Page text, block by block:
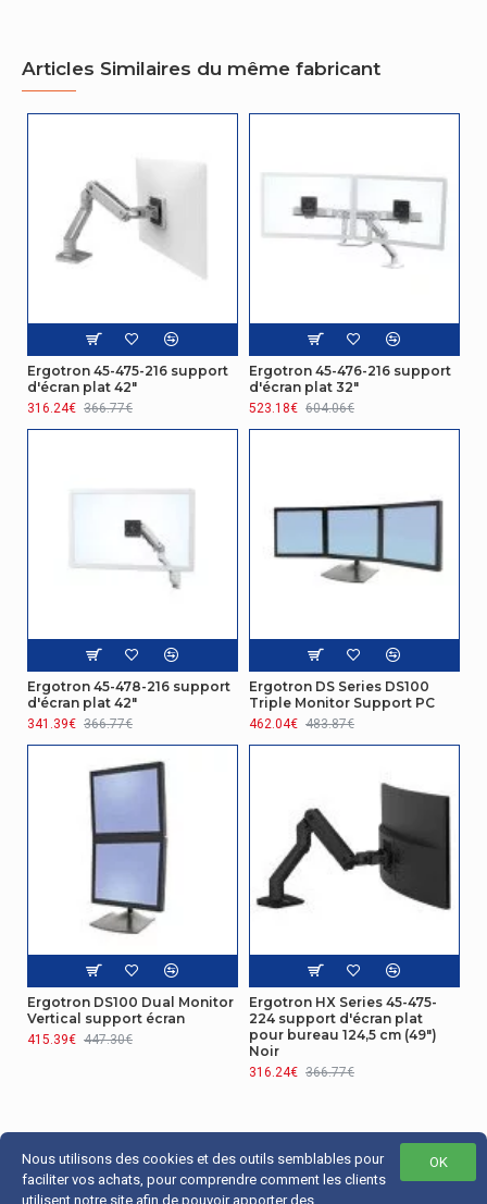
Articles Similaires du même fabricant
Ergotron 45-475-216 support
d'écran plat 42"
316.24€ 366.77€
Ergotron 45-476-216 support
d'écran plat 32"
523.18€ 604.06€
Ergotron 45-478-216 support
d'écran plat 42"
341.39€ 366.77€
Ergotron DS Series DS100
Triple Monitor Support PC
462.04€ 483.87€
Ergotron DS100 Dual Monitor
Vertical support écran
415.39€ 447.30€
Ergotron HX Series 45-475-
224 support d'écran plat
pour bureau 124,5 cm (49")
Noir
316.24€ 366.77€
OK
Nous utilisons des cookies et des outils semblables pour
faciliter vos achats, pour comprendre comment les clients
utilisent notre site afin de pouvoir apporter des